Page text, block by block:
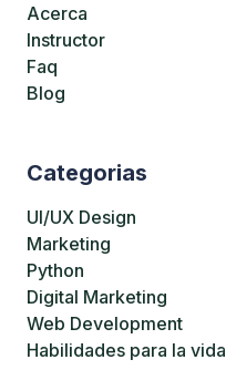
Acerca
Instructor
Faq
Blog
Categorias
UI/UX Design
Marketing
Python
Digital Marketing
Web Development
Habilidades para la vida